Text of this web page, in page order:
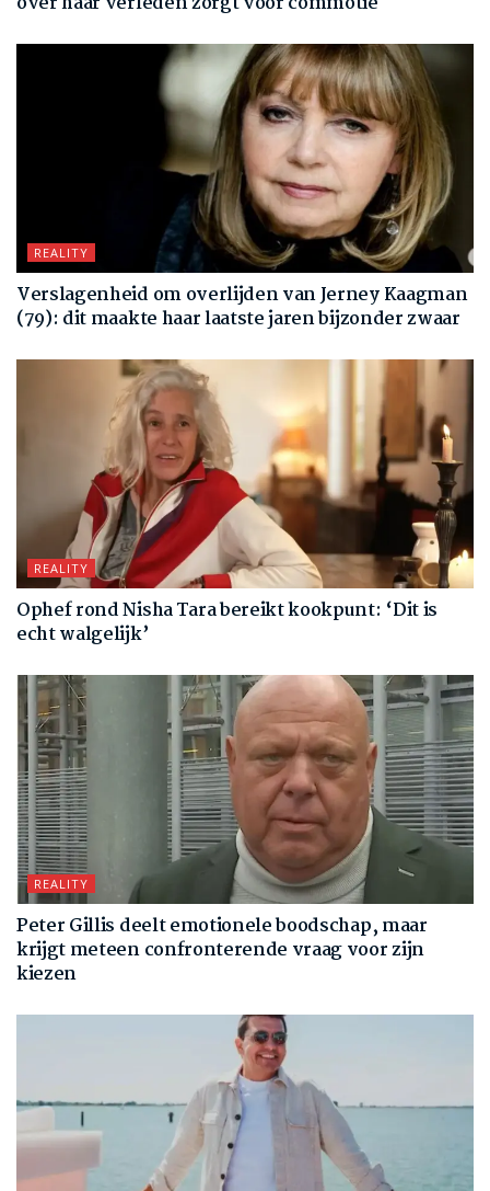
REALITY
Verslagenheid om overlijden van Jerney Kaagman
(79): dit maakte haar laatste jaren bijzonder zwaar
REALITY
Ophef rond Nisha Tara bereikt kookpunt: ‘Dit is
echt walgelijk’
REALITY
Peter Gillis deelt emotionele boodschap, maar
krijgt meteen confronterende vraag voor zijn
kiezen